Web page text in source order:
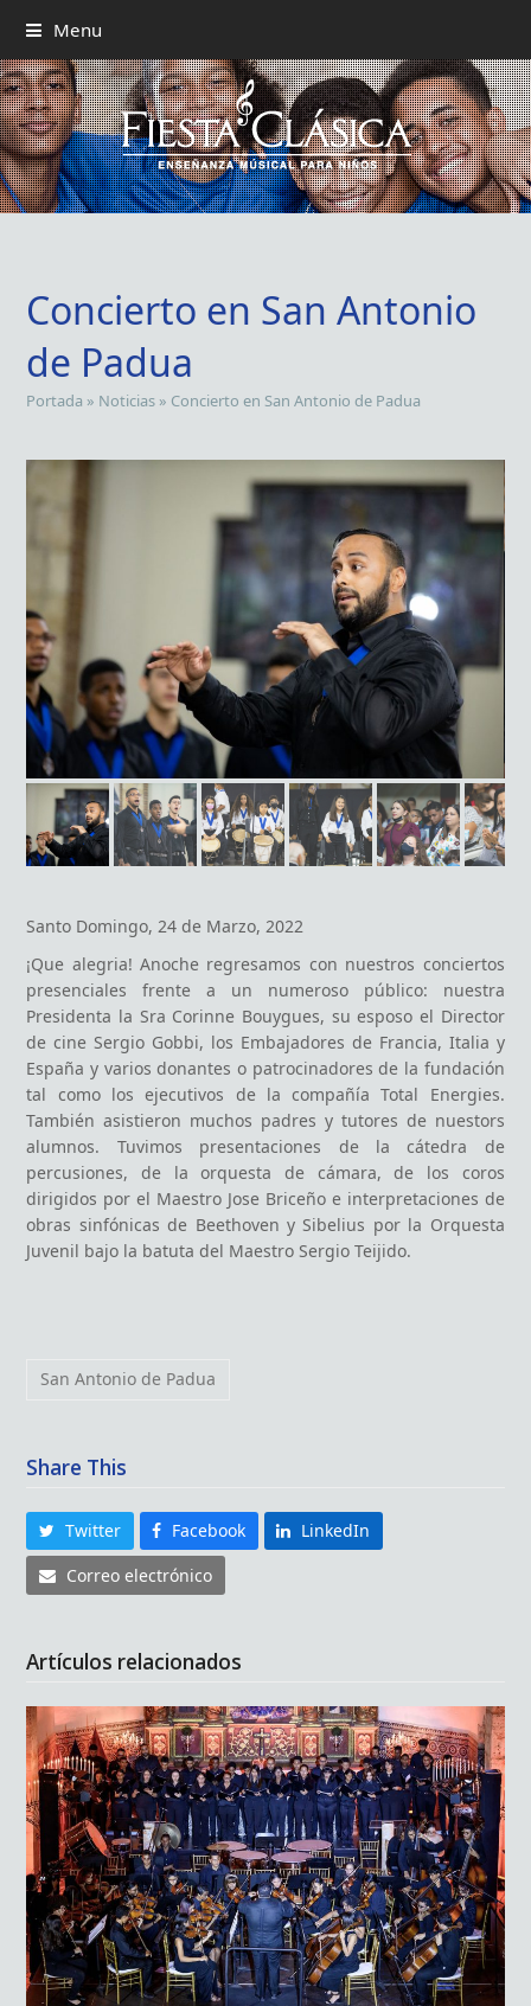
Menu
Concierto en San Antonio
de Padua
Portada » Noticias » Concierto en San Antonio de Padua
Santo Domingo, 24 de Marzo, 2022
¡Que alegria! Anoche regresamos con nuestros conciertos
presenciales frente a un numeroso público: nuestra
Presidenta la Sra Corinne Bouygues, su esposo el Director
de cine Sergio Gobbi, los Embajadores de Francia, Italia y
España y varios donantes o patrocinadores de la fundación
tal como los ejecutivos de la compañía Total Energies.
También asistieron muchos padres y tutores de nuestors
alumnos. Tuvimos presentaciones de la cátedra de
percusiones, de la orquesta de cámara, de los coros
dirigidos por el Maestro Jose Briceño e interpretaciones de
obras sinfónicas de Beethoven y Sibelius por la Orquesta
Juvenil bajo la batuta del Maestro Sergio Teijido.
San Antonio de Padua
Share This
Twitter Facebook
LinkedIn
Correo electrónico
Artículos relacionados